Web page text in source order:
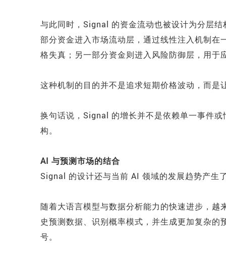
与此同时，Signal 的资金流动也被设计为分层
部分资金进入市场流动层，通过线性注入机制
格失真；另一部分资金则进入风险防御层，用于
这种机制的目的并不是追求短期价格波动，而是
换句话说，Signal 的增长并不是依赖单一事件
构。
AI 与预测市场的结合
Signal 的设计还与当前 AI 领域的发展趋势产生
随着大语言模型与数据分析能力的快速进步，
史预测数据、识别概率模式，并生成更加复杂
号。